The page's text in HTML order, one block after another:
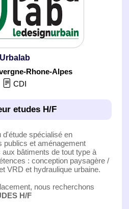
Urbalab
Rhone-Alpes
CDI
etudes H/F
spécialisé en
publics et aménagement
bâtiments de tout type à
: conception paysagère /
VRD et hydraulique urbaine.
nous recherchons
H/F